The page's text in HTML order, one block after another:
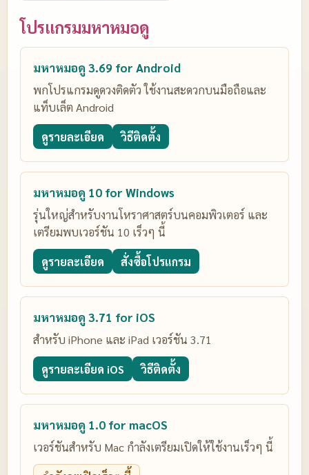
โปรแกรมมหาหมอดู
มหาหมอดู 3.69 for Android
พกโปรแกรมดูดวงติดตัว ใช้งานสะดวกบนมือถือและ
แท็บเล็ต Android
ดูรายละเอียด วิธีติดตั้ง
มหาหมอดู 10 for Windows
รุ่นใหญ่สำหรับงานโหราศาสตร์บนคอมพิวเตอร์ และ
เตรียมพบเวอร์ชัน 10 เร็วๆ นี้
ดูรายละเอียด สั่งซื้อโปรแกรม
มหาหมอดู 3.71 for iOS
สำหรับ iPhone และ iPad เวอร์ชัน 3.71
ดูรายละเอียด iOS วิธีติดตั้ง
มหาหมอดู 1.0 for macOS
เวอร์ชันสำหรับ Mac กำลังเตรียมเปิดให้ใช้งานเร็วๆ นี้